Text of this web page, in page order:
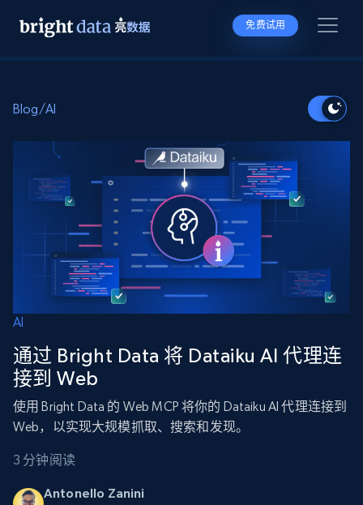
免费试用
Blog/AI
AI
通过 Bright Data 将 Dataiku AI 代理连
接到 Web
使用 Bright Data 的 Web MCP 将你的 Dataiku AI 代理连接到
Web，以实现大规模抓取、搜索和发现。
3 分钟阅读
Antonello Zanini